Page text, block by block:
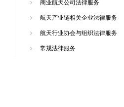
商业航天公司法律服务
航天产业链相关企业法律服务
航天行业协会与组织法律服务
常规法律服务